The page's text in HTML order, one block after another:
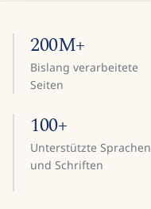
200M+
Bislang verarbeitete
Seiten
100+
Unterstützte Sprachen
und Schriften